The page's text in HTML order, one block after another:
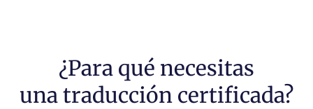
¿Para qué necesitas
una traducción certificada?